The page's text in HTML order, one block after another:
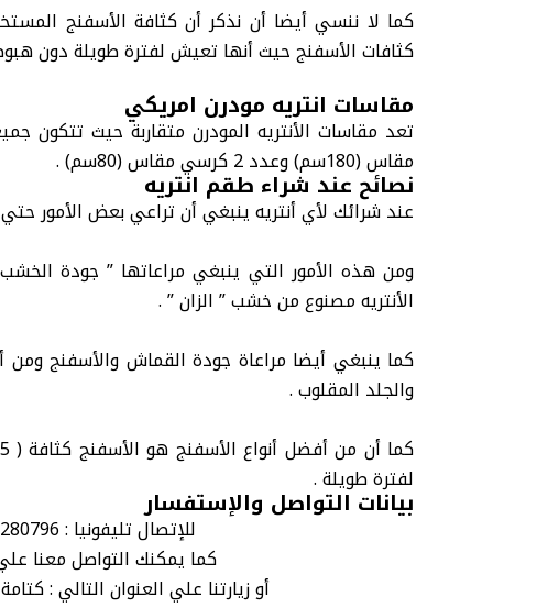
كثافات الأسفنج حيث أنها تعيش لفترة طويلة دون
مقاسات انتريه مودرن امريكي
تعد مقاسات الأنتريه المودرن متقاربة حيث تتكون
مقاس (180سم) وعدد 2 كرسي مقاس (80سم) .
نصائح عند شراء طقم انتريه
عند شرائك لأي أنتريه ينبغي أن تراعي بعض الأمور
ومن هذه الأمور التي ينبغي مراعاتها ” جودة
الأنتريه مصنوع من خشب ” الزان ” .
كما ينبغي أيضا مراعاة جودة القماش والأسفنج ومن
والجلد المقلوب .
لفترة طويلة .
بيانات التواصل والإستفسار
للإتصال تليفونيا : 01205280796 – 01018721321
كما يمكنك التواصل معنا علي واتس
أو زيارتنا علي العنوان التالي :